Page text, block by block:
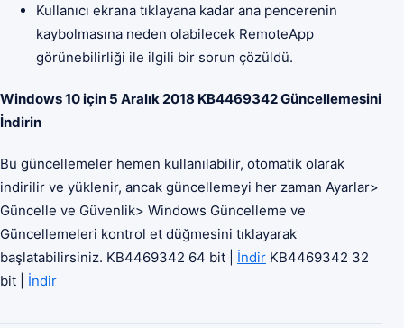
Kullanıcı ekrana tıklayana kadar ana pencerenin
kaybolmasına neden olabilecek RemoteApp
görünebilirliği ile ilgili bir sorun çözüldü.
Windows 10 için 5 Aralık 2018 KB4469342 Güncellemesini
İndirin
Bu güncellemeler hemen kullanılabilir, otomatik olarak
indirilir ve yüklenir, ancak güncellemeyi her zaman Ayarlar>
Güncelle ve Güvenlik> Windows Güncelleme ve
Güncellemeleri kontrol et düğmesini tıklayarak
başlatabilirsiniz. KB4469342 64 bit | İndir KB4469342 32
bit | İndir